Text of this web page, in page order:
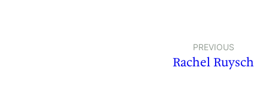
PREVIOUS
Rachel Ruysch